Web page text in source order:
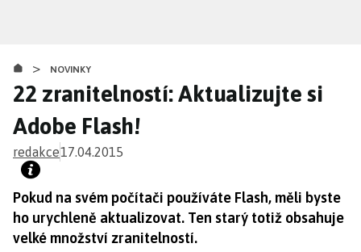
obsahu
> NOVINKY
22 zranitelností: Aktualizujte si
Adobe Flash!
redakce17.04.2015
Pokud na svém počítači používáte Flash, měli byste
ho urychleně aktualizovat. Ten starý totiž obsahuje
velké množství zranitelností.